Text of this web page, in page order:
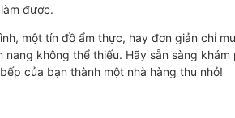
được.
một tín đồ ẩm thực, hay đơn giản chỉ
nang không thể thiếu. Hãy sẵn sàng
của bạn thành một nhà hàng thu nhỏ!